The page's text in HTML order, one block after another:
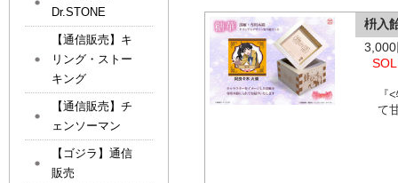
枡入
『
て
Dr.STONE
【通信販売】キ
リング・ストー
キング
【通信販売】チ
ェンソーマン
【ゴジラ】通信
販売